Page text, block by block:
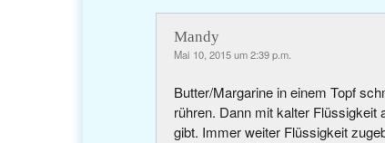
Mandy
Mai 10, 2015 um 2:39 p.m.
Butter/Margarine in einem Topf
rühren. Dann mit kalter Flüssigkeit
gibt. Immer weiter Flüssigkeit